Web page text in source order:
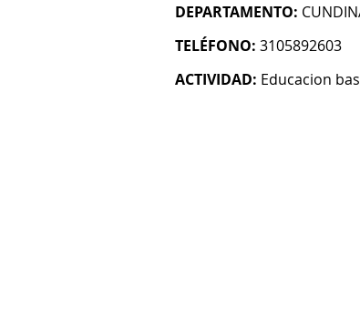
DEPARTAMENTO:
TELÉFONO: 3105892603
ACTIVIDAD: Educacion